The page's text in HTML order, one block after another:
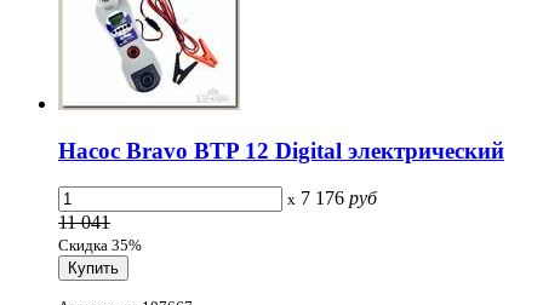
Насос Bravo BTP 12 Digital электрический
x 7 176 руб
11 041
Скидка 35%